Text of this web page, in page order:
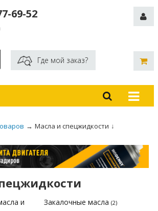
69-52
Где мой заказ?
→ Масла и спецжидкости ↓
и Закалочные масла (2)